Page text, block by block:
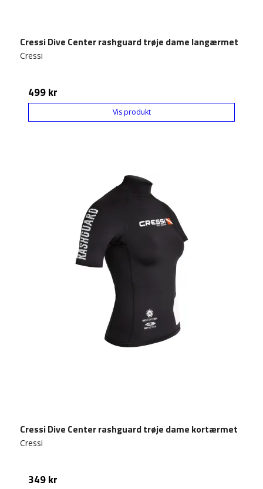
Cressi Dive Center rashguard trøje dame langærmet
Cressi
499 kr
Vis produkt
Cressi Dive Center rashguard trøje dame kortærmet
Cressi
349 kr